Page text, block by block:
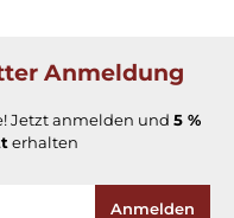
Anmeldung
Jetzt anmelden und 5 %
erhalten
Anmelden